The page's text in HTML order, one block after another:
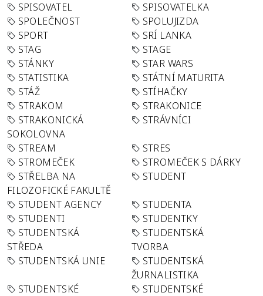
SPISOVATEL
SPISOVATELKA
SPOLEČNOST
SPOLUJIZDA
SPORT
SRÍ LANKA
STAG
STAGE
STÁNKY
STAR WARS
STATISTIKA
STÁTNÍ MATURITA
STÁŽ
STÍHAČKY
STRAKOM
STRAKONICE
STRAKONICKÁ
SOKOLOVNA
STRÁVNÍCI
STREAM
STRES
STROMEČEK
STROMEČEK S DÁRKY
STŘELBA NA
FILOZOFICKÉ FAKULTĚ
STUDENT
STUDENT AGENCY
STUDENTA
STUDENTI
STUDENTKY
STUDENTSKÁ
STŘEDA
STUDENTSKÁ
TVORBA
STUDENTSKÁ UNIE
STUDENTSKÁ
ŽURNALISTIKA
STUDENTSKÉ
STUDENTSKÉ